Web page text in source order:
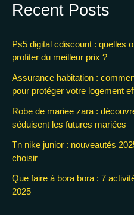
Recent Posts
Ps5 digital cdiscount : quelles
profiter du meilleur prix ?
Assurance habitation :
pour protéger votre logement
Robe de mariee zara :
séduisent les futures mariées
Tn nike junior : nouveautés
choisir
Que faire à bora bora : 7
2025